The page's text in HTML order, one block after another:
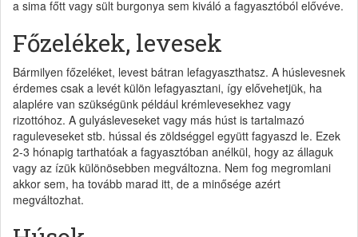
a sima főtt vagy sült burgonya sem kiváló a fagyasztóból elővéve.
Főzelékek, levesek
Bármilyen főzeléket, levest bátran lefagyaszthatsz. A húslevesnek
érdemes csak a levét külön lefagyasztani, így elővehetjük, ha
alaplére van szükségünk például krémlevesekhez vagy
rizottóhoz. A gulyásleveseket vagy más húst is tartalmazó
raguleveseket stb. hússal és zöldséggel együtt fagyaszd le. Ezek
2-3 hónapig tarthatóak a fagyasztóban anélkül, hogy az állaguk
vagy az ízük különösebben megváltozna. Nem fog megromlani
akkor sem, ha tovább marad itt, de a minősége azért
megváltozhat.